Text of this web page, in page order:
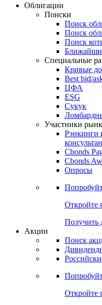
Облигации
Поиски
Поиск
Поиск
Поиск
Специальные
Кривые
Best bid/
ЦФА
ESG
Сукук
Участники
Рэнкинги
Cbonds
Cbonds
Опросы
Откройте
Получить
Акции
Поиск
Откройте